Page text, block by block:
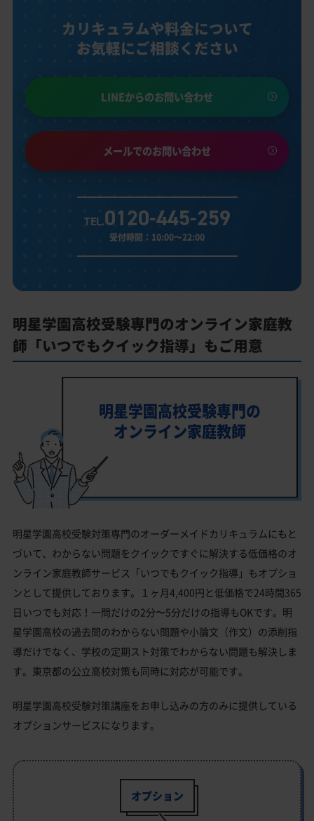
カリキュラムや料金について
お気軽にご相談ください
LINEからのお問い合わせ
メールでのお問い合わせ
TEL.0120-445-259
受付時間：10:00～22:00
明星学園高校受験専門のオンライン家庭教
師「いつでもクイック指導」もご用意
明星学園高校受験専門の
オンライン家庭教師
明星学園高校受験対策専門のオーダーメイドカリキュラムにもと
づいて、わからない問題をクイックですぐに解決する低価格のオ
ンライン家庭教師サービス「いつでもクイック指導」もオプショ
ンとして提供しております。１ヶ月4,400円と低価格で24時間365
日いつでも対応！一問だけの2分〜5分だけの指導もOKです。明
星学園高校の過去問のわからない問題や小論文（作文）の添削指
導だけでなく、学校の定期スト対策でわからない問題も解決しま
す。東京都の公立高校対策も同時に対応が可能です。
明星学園高校受験対策講座をお申し込みの方のみに提供している
オプションサービスになります。
オプション